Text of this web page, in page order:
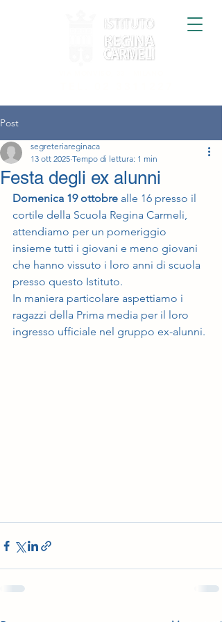
Post
Festa degli ex alunni
segreteriareginaca
13 ott 2025 Tempo di lettura: 1 min
Domenica 19 ottobre alle 16 presso il
cortile della Scuola Regina Carmeli,
attendiamo per un pomeriggio
insieme tutti i giovani e meno giovani
che hanno vissuto i loro anni di scuola
presso questo Istituto.
In maniera particolare aspettiamo i
ragazzi della Prima media per il loro
ingresso ufficiale nel gruppo ex-alunni.